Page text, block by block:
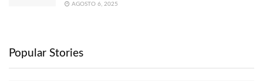
AGOSTO 6, 2025
Popular Stories